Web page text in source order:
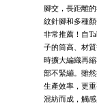
腳交，長距離
紋針腳和多種
非常推薦！自
子的筒高、材
時擴大編織再
部不緊繃。雖
生產效率，更
混紡而成，觸